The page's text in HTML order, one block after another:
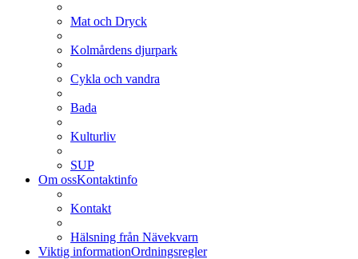
Mat och Dryck
Kolmårdens djurpark
Cykla och vandra
Bada
Kulturliv
SUP
Om ossKontaktinfo
Kontakt
Hälsning från Nävekvarn
Viktig informationOrdningsregler